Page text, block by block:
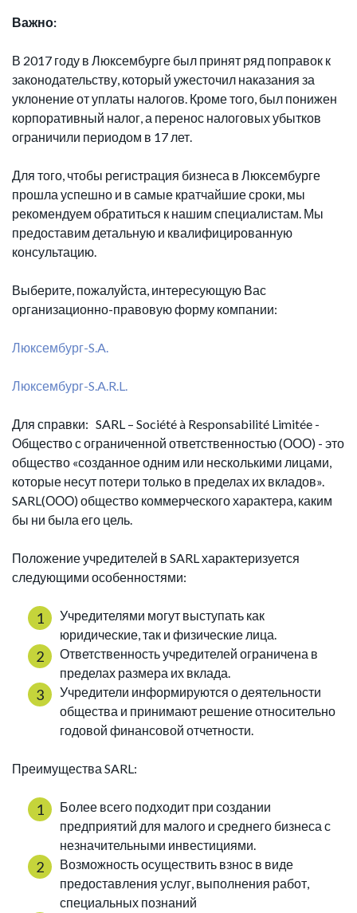
Важно:
В 2017 году в Люксембурге был принят ряд поправок к
законодательству, который ужесточил наказания за
уклонение от уплаты налогов. Кроме того, был понижен
корпоративный налог, а перенос налоговых убытков
ограничили периодом в 17 лет.
Для того, чтобы регистрация бизнеса в Люксембурге
прошла успешно и в самые кратчайшие сроки, мы
рекомендуем обратиться к нашим специалистам. Мы
предоставим детальную и квалифицированную
консультацию.
Выберите, пожалуйста, интересующую Вас
организационно-правовую форму компании:
Люксембург-S.A.
Люксембург-S.A.R.L.
Для справки: SARL – Société à Responsabilité Limitée -
Общество с ограниченной ответственностью (ООО) - это
общество «созданное одним или несколькими лицами,
которые несут потери только в пределах их вкладов».
SARL(ООО) общество коммерческого характера, каким
бы ни была его цель.
Положение учредителей в SARL характеризуется
следующими особенностями:
Учредителями могут выступать как
юридические, так и физические лица.
Ответственность учредителей ограничена в
пределах размера их вклада.
Учредители информируются о деятельности
общества и принимают решение относительно
годовой финансовой отчетности.
Преимущества SARL:
Более всего подходит при создании
предприятий для малого и среднего бизнеса с
незначительными инвестициями.
Возможность осуществить взнос в виде
предоставления услуг, выполнения работ,
специальных познаний